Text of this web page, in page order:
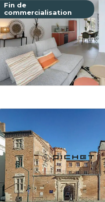
Fin de
commercialisation